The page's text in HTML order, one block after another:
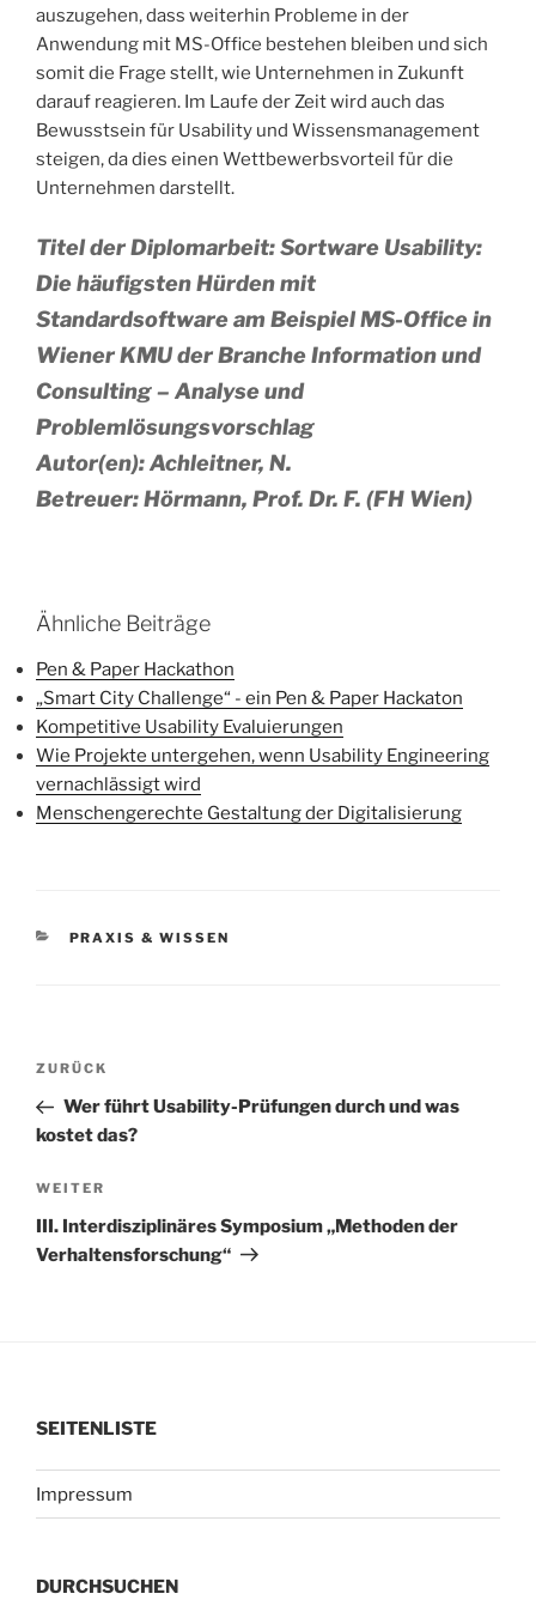
auszugehen, dass weiterhin Probleme in der
Anwendung mit MS-Office bestehen bleiben und sich
somit die Frage stellt, wie Unternehmen in Zukunft
darauf reagieren. Im Laufe der Zeit wird auch das
Bewusstsein für Usability und Wissensmanagement
steigen, da dies einen Wettbewerbsvorteil für die
Unternehmen darstellt.
Titel der Diplomarbeit: Sortware Usability:
Die häufigsten Hürden mit
Standardsoftware am Beispiel MS-Office in
Wiener KMU der Branche Information und
Consulting – Analyse und
Problemlösungsvorschlag
Autor(en): Achleitner, N.
Betreuer: Hörmann, Prof. Dr. F. (FH Wien)
Ähnliche Beiträge
Pen & Paper Hackathon
„Smart City Challenge“ - ein Pen & Paper Hackaton
Kompetitive Usability Evaluierungen
Wie Projekte untergehen, wenn Usability Engineering
vernachlässigt wird
Menschengerechte Gestaltung der Digitalisierung
KATEGORIEN
PRAXIS & WISSEN
Beitragsnavigation
Vorheriger
Beitrag
ZURÜCK
Wer führt Usability-Prüfungen durch und was
kostet das?
Nächster
Beitrag
WEITER
III. Interdisziplinäres Symposium „Methoden der
Verhaltensforschung“
SEITENLISTE
Impressum
DURCHSUCHEN